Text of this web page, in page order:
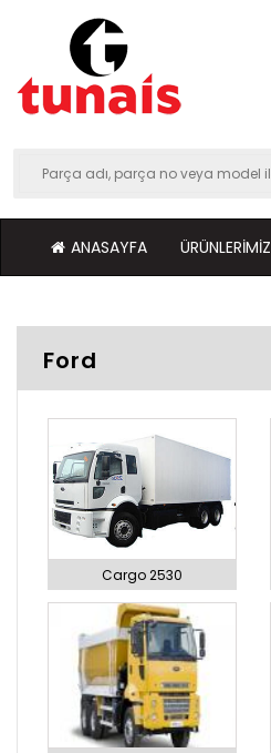
ANASAYFA ÜRÜNLERIMIZ
Ford
Cargo 2530